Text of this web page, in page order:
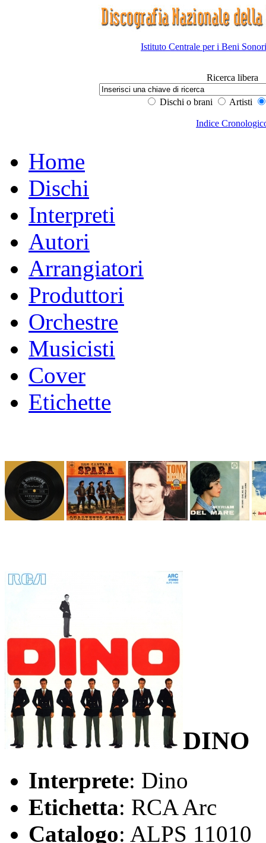
Istituto Centrale per i Beni
Ricerca libera
Dischi o brani Artisti
Indice
Home
Dischi
Interpreti
Autori
Arrangiatori
Produttori
Orchestre
Musicisti
Cover
Etichette
DINO
Interprete: Dino
Etichetta: RCA Arc
Catalogo: ALPS 11010